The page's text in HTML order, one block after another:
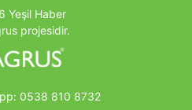
Yeşil Haber
projesidir.
0538 810 8732